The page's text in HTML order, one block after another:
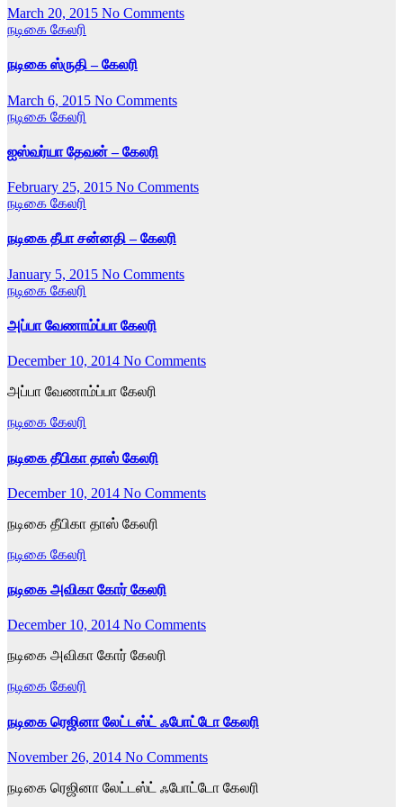
March 20, 2015 No Comments
நடிகை கேலரி
நடிகை ஸ்ருதி – கேலரி
March 6, 2015 No Comments
நடிகை கேலரி
ஐஸ்வர்யா தேவன் – கேலரி
February 25, 2015 No Comments
நடிகை கேலரி
நடிகை தீபா சன்னதி – கேலரி
January 5, 2015 No Comments
நடிகை கேலரி
அப்பா வேணாம்ப்பா கேலரி
December 10, 2014 No Comments
அப்பா வேணாம்ப்பா கேலரி
நடிகை கேலரி
நடிகை தீபிகா தாஸ் கேலரி
December 10, 2014 No Comments
நடிகை தீபிகா தாஸ் கேலரி
நடிகை கேலரி
நடிகை அவிகா கோர் கேலரி
December 10, 2014 No Comments
நடிகை அவிகா கோர் கேலரி
நடிகை கேலரி
நடிகை ரெஜினா லேட்டஸ்ட் ஃபோட்டோ கேலரி
November 26, 2014 No Comments
நடிகை ரெஜினா லேட்டஸ்ட் ஃபோட்டோ கேலரி